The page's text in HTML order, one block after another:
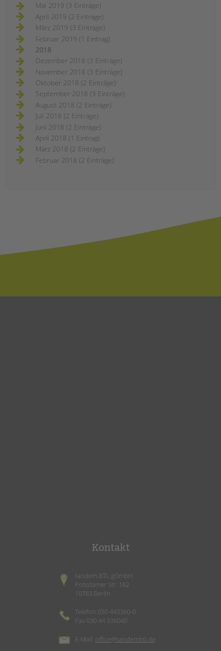
Mai 2019 (3 Einträge)
April 2019 (2 Einträge)
März 2019 (3 Einträge)
Februar 2019 (1 Eintrag)
2018
Dezember 2018 (3 Einträge)
November 2018 (3 Einträge)
Oktober 2018 (2 Einträge)
September 2018 (3 Einträge)
August 2018 (2 Einträge)
Juli 2018 (2 Einträge)
Juni 2018 (2 Einträge)
April 2018 (1 Eintrag)
März 2018 (2 Einträge)
Februar 2018 (2 Einträge)
Kontakt
tandem BTL gGmbH
Potsdamer Str. 182
10783 Berlin
Telefon 030 443360-0
Fax 030 44 336040
E-Mail: office@tandembtl.de